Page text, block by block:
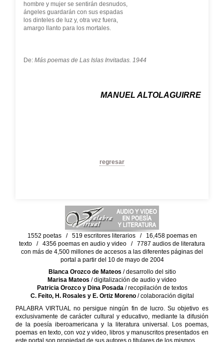
hombre y mujer se sentirán desnudos,
ángeles guardarán con sus espadas
los dinteles de luz y, otra vez fuera,
amargo llanto para los mortales.
De: Más poemas de Las Islas Invitadas. 1944
MANUEL ALTOLAGUIRRE
regresar
1552 poetas / 519 escritores literarios / 16,458 poemas en
texto / 4356 poemas en audio y video / 7787 audios de literatura
con más de 4,500 millones de accesos a las diferentes páginas del
portal a partir del 10 de mayo de 2004
Blanca Orozco de Mateos / desarrollo del sitio
Marisa Mateos / digitalización de audio y video
Patricia Orozco y Dina Posada/ recopilación de textos
C. Feito, H. Rosales y E. Ortiz Moreno/ colaboración digital
PALABRA VIRTUAL no persigue ningún fin de lucro. Su objetivo es
exclusivamente de carácter cultural y educativo, mediante la difusión
de la poesía iberoamericana y la literatura universal. Los poemas,
poemas en texto, con voz y video, libros y manuscritos presentados en
este portal son propiedad de sus autores o titulares de los mismos.